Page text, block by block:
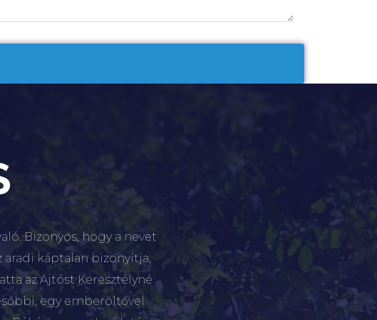
Bizonyos, hogy a nevet
aradi káptalan bizonyítja,
az Ajtóst Keresztélyné
egy emberöltővel